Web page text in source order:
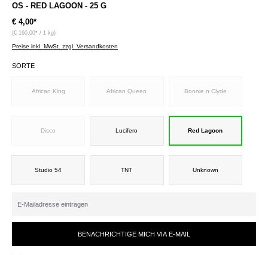
OS - RED LAGOON - 25 G
€ 4,00*
(€ 160,00* / 1 kg)
Preise inkl. MwSt. zzgl. Versandkosten
SORTE
African King African Queen Bonnie n Clyde
Disco Lucifero Red Lagoon
Studio 54 TNT Unknown
BENACHRICHTIGE MICH VIA E-MAIL